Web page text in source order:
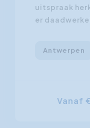
uitspraak
er
Antwerpen
Vanaf